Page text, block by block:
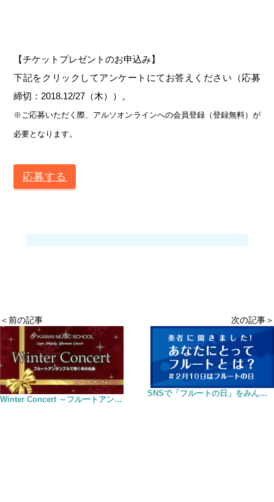
【チケットプレゼントのお申込み】
下記をクリックしてアンケートにてお答えください（応募
締切：2018.12/27（木））。
※ご応募いただく際、アルソオンラインへの会員登録（登録無料）が
必要となります。
応募する
＜前の記事
Winter Concert ～フルートアンサンブルで聴く冬の名曲
次の記事＞
SNSで「フルートの日」をみんなで盛り上げよう！